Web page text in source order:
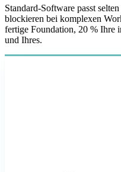
Standard-Software passt
blockieren bei komplexen
fertige Foundation, 20 %
und Ihres.